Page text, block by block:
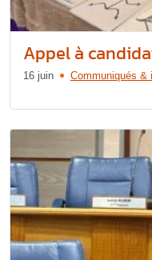
Appel à
16 juin Communiqués &